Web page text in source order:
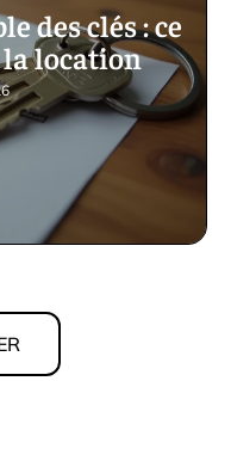
des clés : ce
location